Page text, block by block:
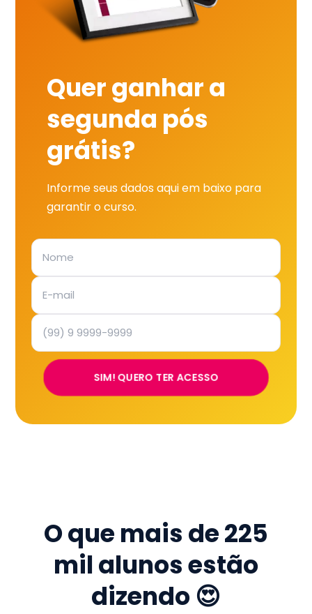
Quer ganhar a
segunda pós
grátis?
Informe seus dados aqui em baixo para
garantir o curso.
SIM! QUERO TER ACESSO
O que mais de225
mil alunos estão
dizendo 😍